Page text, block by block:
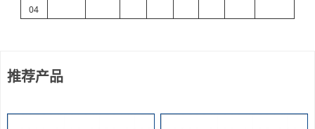
04
推荐产品